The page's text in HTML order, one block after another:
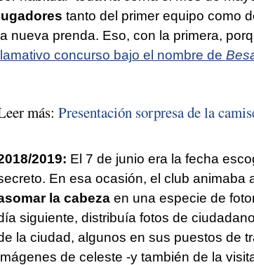
tanto del primer equipo como
nueva prenda. Eso, con la primera,
concurso bajo el nombre de
más: Presentación sorpresa de la
2019: El 7 de junio era la fecha
En esa ocasión, el club animaba
la cabezaen una especie de
siguiente, distribuía fotos de
la ciudad, algunos en sus puestos de
de celeste -y también de la